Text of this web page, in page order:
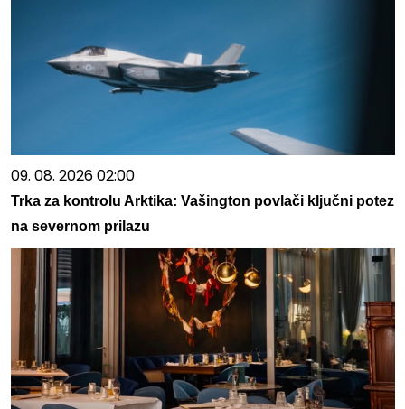
09. 08. 2026 02:00
Trka za kontrolu Arktika: Vašington povlači ključni potez
na severnom prilazu